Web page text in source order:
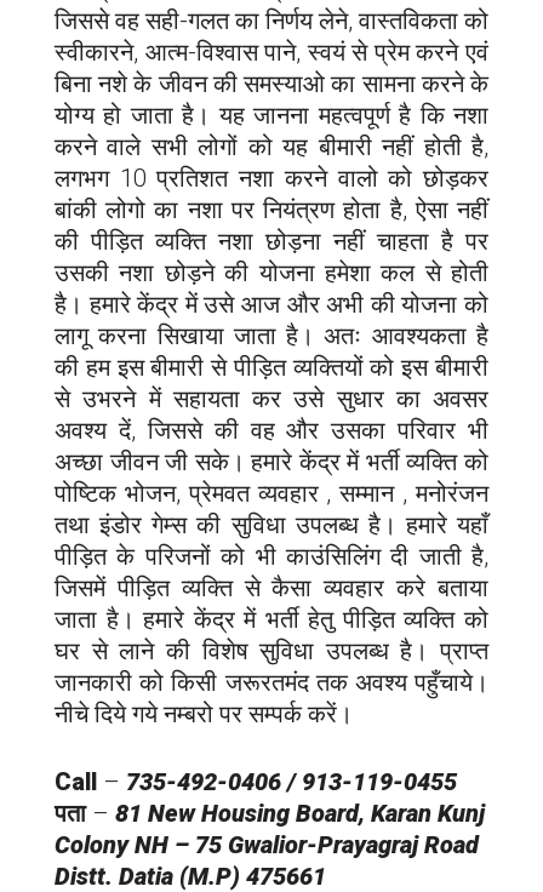
जिससे वह सही-गलत का निर्णय लेने, वास्तविकता को
स्वीकारने, आत्म-विश्वास पाने, स्वयं से प्रेम करने एवं
बिना नशे के जीवन की समस्याओ का सामना करने के
योग्य हो जाता है। यह जानना महत्वपूर्ण है कि नशा
करने वाले सभी लोगों को यह बीमारी नहीं होती है,
लगभग 10 प्रतिशत नशा करने वालो को छोड़कर
बांकी लोगो का नशा पर नियंत्रण होता है, ऐसा नहीं
की पीड़ित व्यक्ति नशा छोड़ना नहीं चाहता है पर
उसकी नशा छोड़ने की योजना हमेशा कल से होती
है। हमारे केंद्र में उसे आज और अभी की योजना को
लागू करना सिखाया जाता है। अतः आवश्यकता है
की हम इस बीमारी से पीड़ित व्यक्तियों को इस बीमारी
से उभरने में सहायता कर उसे सुधार का अवसर
अवश्य दें, जिससे की वह और उसका परिवार भी
अच्छा जीवन जी सके। हमारे केंद्र में भर्ती व्यक्ति को
पोष्टिक भोजन, प्रेमवत व्यवहार , सम्मान , मनोरंजन
तथा इंडोर गेम्स की सुविधा उपलब्ध है। हमारे यहाँ
पीड़ित के परिजनों को भी काउंसिलिंग दी जाती है,
जिसमें पीड़ित व्यक्ति से कैसा व्यवहार करे बताया
जाता है। हमारे केंद्र में भर्ती हेतु पीड़ित व्यक्ति को
घर से लाने की विशेष सुविधा उपलब्ध है। प्राप्त
जानकारी को किसी जरूरतमंद तक अवश्य पहुँचाये।
नीचे दिये गये नम्बरो पर सम्पर्क करें।
Call – 735-492-0406 / 913-119-0455
पता– 81 New Housing Board, Karan Kunj
Colony NH – 75 Gwalior-Prayagraj Road
Distt. Datia (M.P) 475661